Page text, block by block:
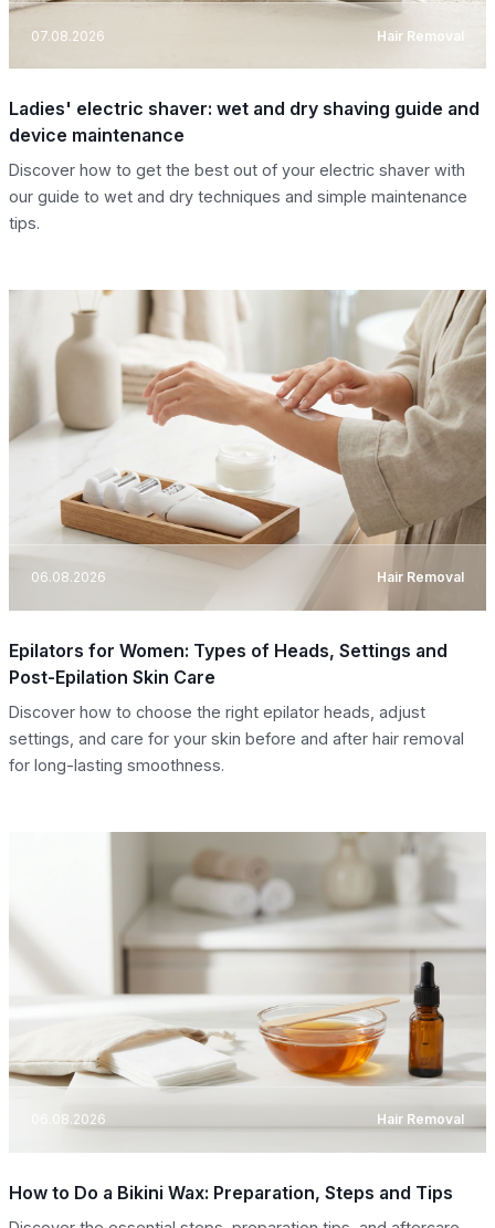
07.08.2026 Hair Removal
Ladies' electric shaver: wet and dry shaving guide and
device maintenance
Discover how to get the best out of your electric shaver with
our guide to wet and dry techniques and simple maintenance
tips.
06.08.2026 Hair Removal
Epilators for Women: Types of Heads, Settings and
Post-Epilation Skin Care
Discover how to choose the right epilator heads, adjust
settings, and care for your skin before and after hair removal
for long-lasting smoothness.
06.08.2026 Hair Removal
How to Do a Bikini Wax: Preparation, Steps and Tips